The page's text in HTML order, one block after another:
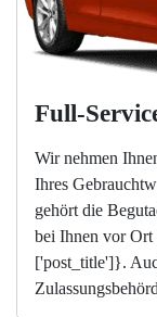
Full-
Wir nehmen
Ihres
gehört die
bei Ihnen vor
['post_title']}.